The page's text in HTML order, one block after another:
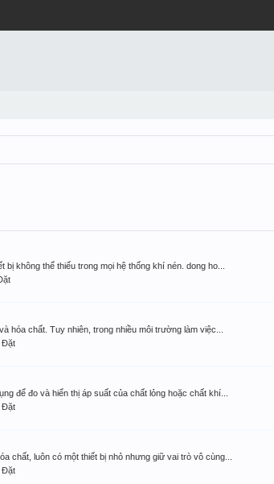
không thể thiếu trong mọi hệ thống khí nén. dong ho...
hóa chất. Tuy nhiên, trong nhiều môi trường làm việc...
Đặt
để đo và hiển thị áp suất của chất lỏng hoặc chất khí...
Đặt
chất, luôn có một thiết bị nhỏ nhưng giữ vai trò vô cùng...
Đặt